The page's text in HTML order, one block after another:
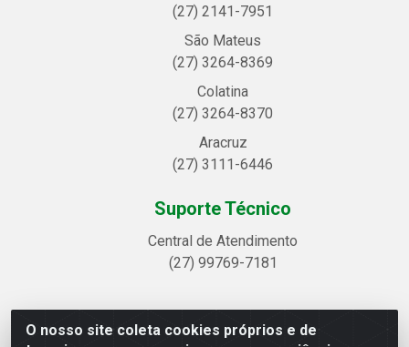
O nosso site coleta cookies próprios e de
(27) 2141-7951
São Mateus
(27) 3264-8369
Colatina
(27) 3264-8370
Aracruz
(27) 3111-6446
Suporte Técnico
Central de Atendimento
(27) 99769-7181
Linhavix Distribuidora LTDA - Avenida Alegre, 2521 -